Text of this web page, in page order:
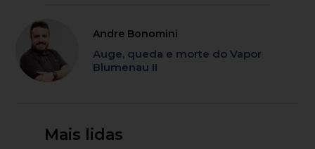
Andre Bonomini
Auge, queda e morte do Vapor
Blumenau II
Mais lidas